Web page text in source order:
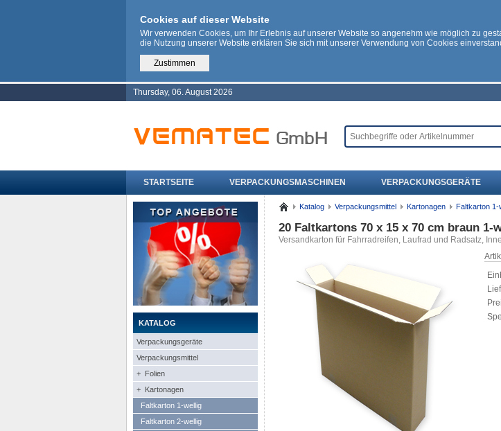
Cookies auf dieser Website
Wir verwenden Cookies, um Ihr Erlebnis auf unserer Website so angenehm wie möglich zu
die Nutzung unserer Website erklären Sie sich mit unserer Verwendung von Cookies
Zustimmen
Thursday, 06. August 2026
STARTSEITE VERPACKUNGSMASCHINEN VERPACKUNGSGERÄTE
KATALOG
Verpackungsgeräte
Verpackungsmittel
+ Folien
+ Kartonagen
Faltkarton 1-wellig
Faltkarton 2-wellig
Katalog Verpackungsmittel Kartonagen Faltkarton 1-
20 Faltkartons 70 x 15 x 70 cm braun 1-
Versandkarton für Fahrradreifen, Laufrad und Radsatz,